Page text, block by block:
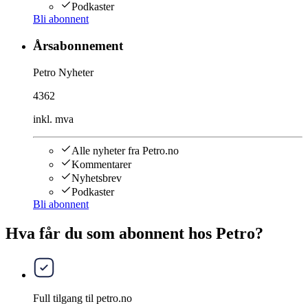
Podkaster
Bli abonnent
Årsabonnement
Petro Nyheter
4362
inkl. mva
Alle nyheter fra Petro.no
Kommentarer
Nyhetsbrev
Podkaster
Bli abonnent
Hva får du som abonnent hos Petro?
Full tilgang til petro.no